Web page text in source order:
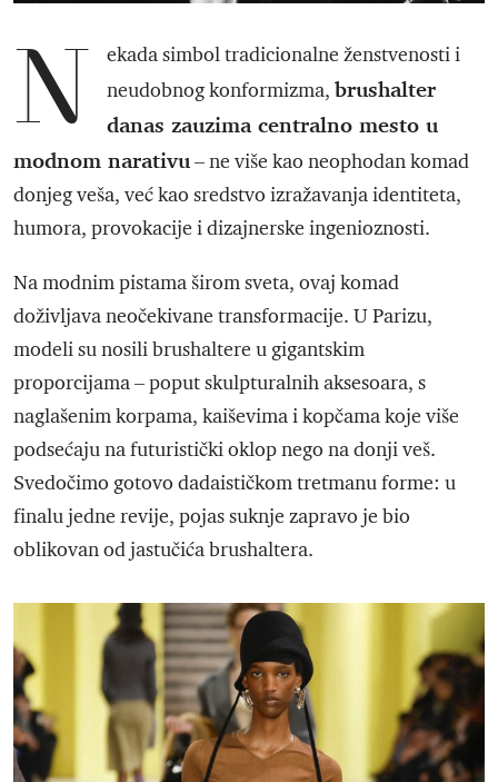
N
ekada simbol tradicionalne ženstvenosti i
neudobnog konformizma, brushalter
danas zauzima centralno mesto u
modnom narativu– ne više kao neophodan komad
donjeg veša, već kao sredstvo izražavanja identiteta,
humora, provokacije i dizajnerske ingenioznosti.
Na modnim pistama širom sveta, ovaj komad
doživljava neočekivane transformacije. U Parizu,
modeli su nosili brushaltere u gigantskim
proporcijama – poput skulpturalnih aksesoara, s
naglašenim korpama, kaiševima i kopčama koje više
podsećaju na futuristički oklop nego na donji veš.
Svedočimo gotovo dadaističkom tretmanu forme: u
finalu jedne revije, pojas suknje zapravo je bio
oblikovan od jastučića brushaltera.